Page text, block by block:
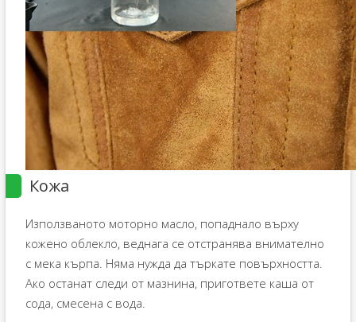
Кожа
Използваното моторно масло, попаднало върху
кожено облекло, веднага се отстранява внимателно
с мека кърпа. Няма нужда да търкате повърхността.
Ако останат следи от мазнина, пригответе каша от
сода, смесена с вода.